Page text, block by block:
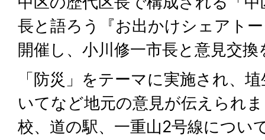
長と語ろう『お出かけシェアト
開催し、小川修一市長と意見交
「防災」をテーマに実施され、
いてなど地元の意見が伝えられ
校、道の駅、一重山2号線につい